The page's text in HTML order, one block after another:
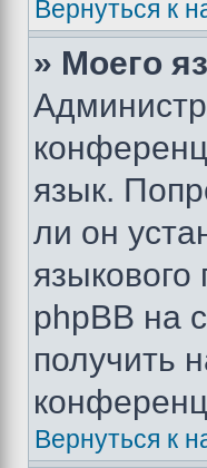
Вернуться к
» Моего
язык.
ли он
phpBB на
получить
Вернуться к